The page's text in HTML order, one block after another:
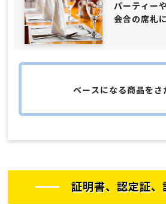
パーティーや
会合の席札に
ベースになる商品をさ
証明書、認定証、